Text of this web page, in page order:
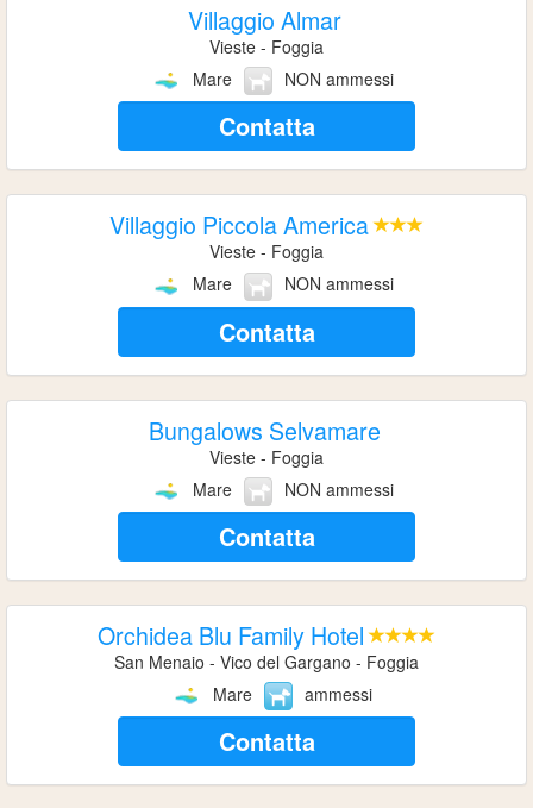
Villaggio Almar
Vieste - Foggia
Mare
NON ammessi
Contatta
Villaggio Piccola America
Vieste - Foggia
Mare
NON ammessi
Contatta
Bungalows Selvamare
Vieste - Foggia
Mare
NON ammessi
Contatta
Orchidea Blu Family Hotel
San Menaio - Vico del Gargano - Foggia
Mare
ammessi
Contatta